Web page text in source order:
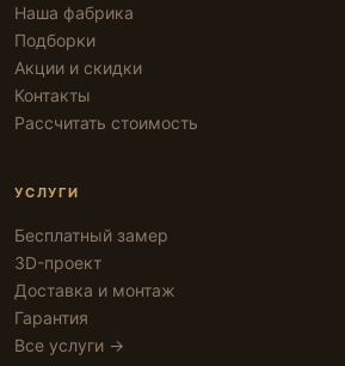
Наша фабрика
Подборки
Акции и скидки
Контакты
Рассчитать стоимость
УСЛУГИ
Бесплатный замер
3D-проект
Доставка и монтаж
Гарантия
Все услуги →